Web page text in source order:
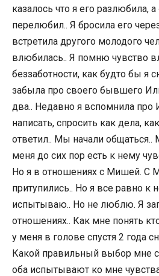
казалось что я его разлюбила,
перелюбил.. Я бросила его
встретила другого молодого
влюбилась.. Я помню чувство
беззаботности, как будто бы я
забыла про своего бывшего
два.. Недавно я вспомнила про
написать, спросить как дела,
ответил.. Мы начали общаться..
меня до сих пор есть к нему
Но я в отношениях с Мишей. С
притупились.. Но я все равно к
испытываю.. Но не люблю. Я
отношениях.. Как мне понять
у меня в голове спустя 2 года
Какой правильный выбор мне
оба испытывают ко мне